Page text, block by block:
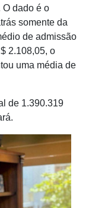
O dado é o
somente da
de admissão
2.108,05, o
uma média de
de 1.390.319